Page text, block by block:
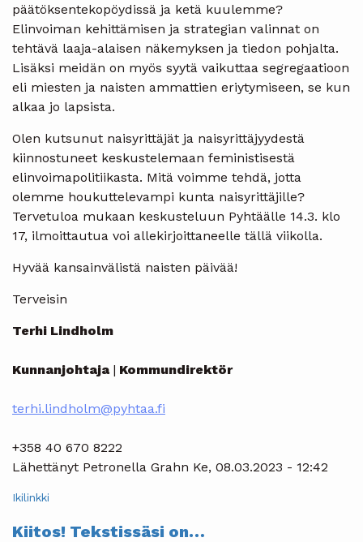
päätöksentekopöydissä ja ketä kuulemme?
Elinvoiman kehittämisen ja strategian valinnat on
tehtävä laaja-alaisen näkemyksen ja tiedon pohjalta.
Lisäksi meidän on myös syytä vaikuttaa segregaatioon
eli miesten ja naisten ammattien eriytymiseen, se kun
alkaa jo lapsista.
Olen kutsunut naisyrittäjät ja naisyrittäjyydestä
kiinnostuneet keskustelemaan feministisestä
elinvoimapolitiikasta. Mitä voimme tehdä, jotta
olemme houkuttelevampi kunta naisyrittäjille?
Tervetuloa mukaan keskusteluun Pyhtäälle 14.3. klo
17, ilmoittautua voi allekirjoittaneelle tällä viikolla.
Hyvää kansainvälistä naisten päivää!
Terveisin
Terhi Lindholm
Kunnanjohtaja | Kommundirektör
terhi.lindholm@pyhtaa.fi
+358 40 670 8222
Lähettänyt Petronella Grahn Ke, 08.03.2023 - 12:42
Ikilinkki
Kiitos! Tekstissäsi on…